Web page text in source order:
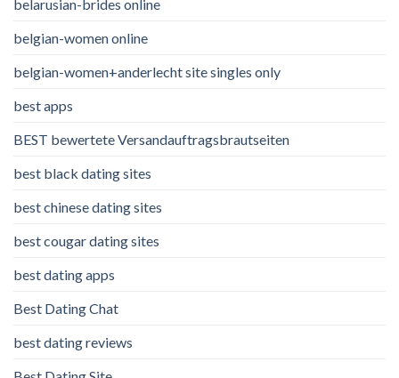
belarusian-brides online
belgian-women online
belgian-women+anderlecht site singles only
best apps
BEST bewertete Versandauftragsbrautseiten
best black dating sites
best chinese dating sites
best cougar dating sites
best dating apps
Best Dating Chat
best dating reviews